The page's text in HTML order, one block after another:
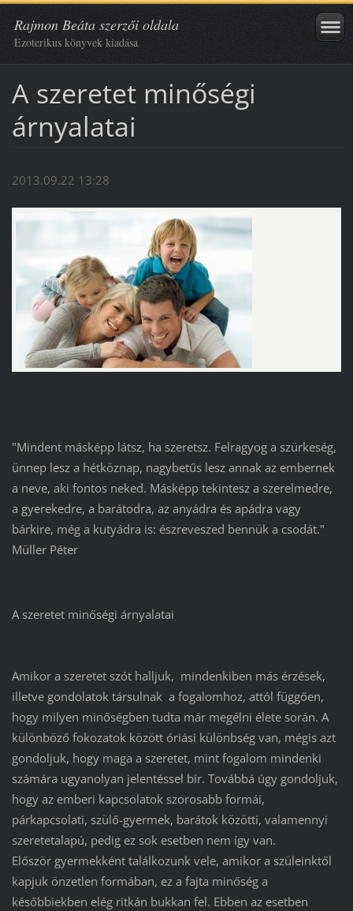
Rajmon Beáta szerzői oldala
Ezoterikus könyvek kiadása
A szeretet minőségi
árnyalatai
2013.09.22 13:28
"Mindent másképp látsz, ha szeretsz. Felragyog a szürkeség,
ünnep lesz a hétköznap, nagybetűs lesz annak az embernek
a neve, aki fontos neked. Másképp tekintesz a szerelmedre,
a gyerekedre, a barátodra, az anyádra és apádra vagy
bárkire, még a kutyádra is: észreveszed bennük a csodát."
Müller Péter
A szeretet minőségi árnyalatai
Amikor a szeretet szót halljuk, mindenkiben más érzések,
illetve gondolatok társulnak a fogalomhoz, attól függően,
hogy milyen minőségben tudta már megélni élete során. A
különböző fokozatok között óriási különbség van, mégis azt
gondoljuk, hogy maga a szeretet, mint fogalom mindenki
számára ugyanolyan jelentéssel bír. Továbbá úgy gondoljuk,
hogy az emberi kapcsolatok szorosabb formái,
párkapcsolati, szülő-gyermek, barátok közötti, valamennyi
szeretetalapú, pedig ez sok esetben nem így van.
Először gyermekként találkozunk vele, amikor a szüleinktől
kapjuk önzetlen formában, ez a fajta minőség a
későbbiekben elég ritkán bukkan fel. Ebben az esetben